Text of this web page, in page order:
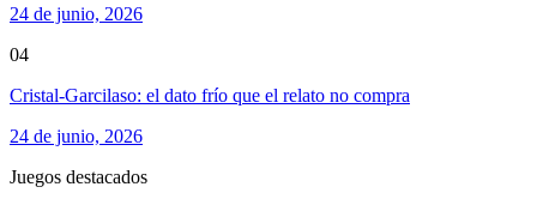
24 de junio, 2026
04
Cristal-Garcilaso: el dato frío que el relato no compra
24 de junio, 2026
Juegos destacados